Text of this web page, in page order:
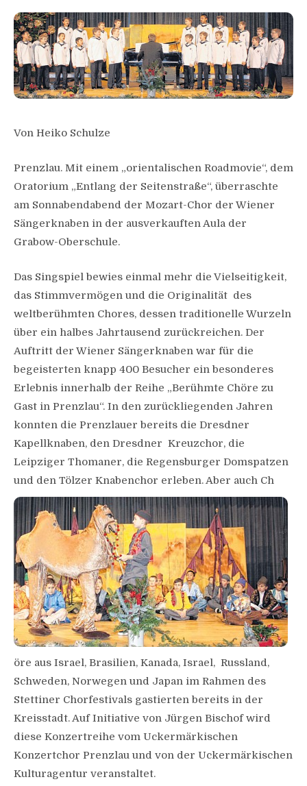
Von Heiko Schulze
Prenzlau. Mit einem „orientalischen Roadmovie“, dem
Oratorium „Entlang der Seitenstraße“, überraschte
am Sonnabendabend der Mozart-Chor der Wiener
Sängerknaben in der ausverkauften Aula der
Grabow-Oberschule.
Das Singspiel bewies einmal mehr die Vielseitigkeit,
das Stimmvermögen und die Originalität des
weltberühmten Chores, dessen traditionelle Wurzeln
über ein halbes Jahrtausend zurückreichen. Der
Auftritt der Wiener Sängerknaben war für die
begeisterten knapp 400 Besucher ein besonderes
Erlebnis innerhalb der Reihe „Berühmte Chöre zu
Gast in Prenzlau“. In den zurückliegenden Jahren
konnten die Prenzlauer bereits die Dresdner
Kapellknaben, den Dresdner Kreuzchor, die
Leipziger Thomaner, die Regensburger Domspatzen
und den Tölzer Knabenchor erleben. Aber auch Ch
öre aus Israel, Brasilien, Kanada, Israel, Russland,
Schweden, Norwegen und Japan im Rahmen des
Stettiner Chorfestivals gastierten bereits in der
Kreisstadt. Auf Initiative von Jürgen Bischof wird
diese Konzertreihe vom Uckermärkischen
Konzertchor Prenzlau und von der Uckermärkischen
Kulturagentur veranstaltet.